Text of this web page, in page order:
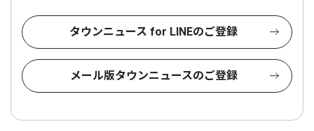
タウンニュース for LINEのご登録
メール版タウンニュースのご登録